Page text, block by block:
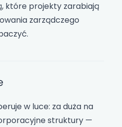
które projekty zarabiają
zarządczego
w luce: za duża na
struktury —